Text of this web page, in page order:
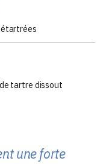
tartre dissout
une forte